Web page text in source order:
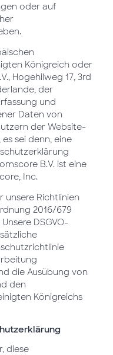
oder auf
Königreich oder
Hogehilweg 17, 3rd
der
und
Daten von
der Website-
sei denn, eine
B.V. ist eine
Inc.
Richtlinien
2016/679
DSGVO-
die Ausübung von
den
Königreichs
diese